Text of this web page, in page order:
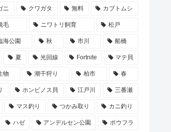
ニ クワガタ 無料 カブトムシ
毛 ニワトリ飼育 松戸
海公園 秋 市川 船橋
夏 光回線 Fortnite マテ貝
物 潮干狩り 柏市 春
ホンビノス貝 江戸川 三番瀬
マス釣り つかみ取り カニ釣り
ハゼ アンデルセン公園 ボウフラ